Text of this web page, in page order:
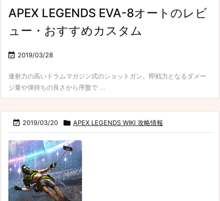
APEX LEGENDS EVA-8オートのレビ
ュー・おすすめカスタム
 2019/03/28
連射力の高いドラムマガジン式のショットガン。即戦力となるダメー
ジ量や弾持ちの良さから序盤で ...
 2019/03/20  APEX LEGENDS WIKI 攻略情報